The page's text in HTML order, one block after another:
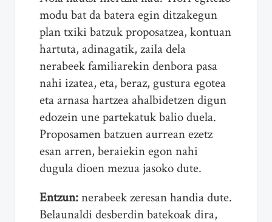
modu bat da batera egin ditzakegun
plan txiki batzuk proposatzea, kontuan
hartuta, adinagatik, zaila dela
nerabeek familiarekin denbora pasa
nahi izatea, eta, beraz, gustura egotea
eta arnasa hartzea ahalbidetzen digun
edozein une partekatuk balio duela.
Proposamen batzuen aurrean ezetz
esan arren, beraiekin egon nahi
dugula dioen mezua jasoko dute.
Entzun:nerabeek zeresan handia dute.
Belaunaldi desberdin batekoak dira,